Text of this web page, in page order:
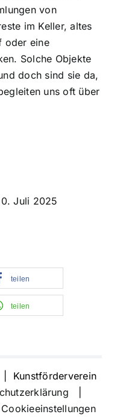
von
im Keller, altes
oder eine
Solche Objekte
doch sind sie da,
uns oft über
Juli 2025
teilen
teilen
Kunstförderverein
Cookieeinstellungen